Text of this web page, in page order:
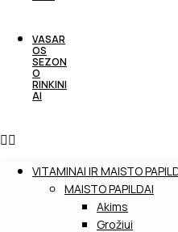
VASAR
OS
SEZON
O
RINKINI
AI
VITAMINAI IR MAISTO
MAISTO PAPILDAI
Akims
Grožiui